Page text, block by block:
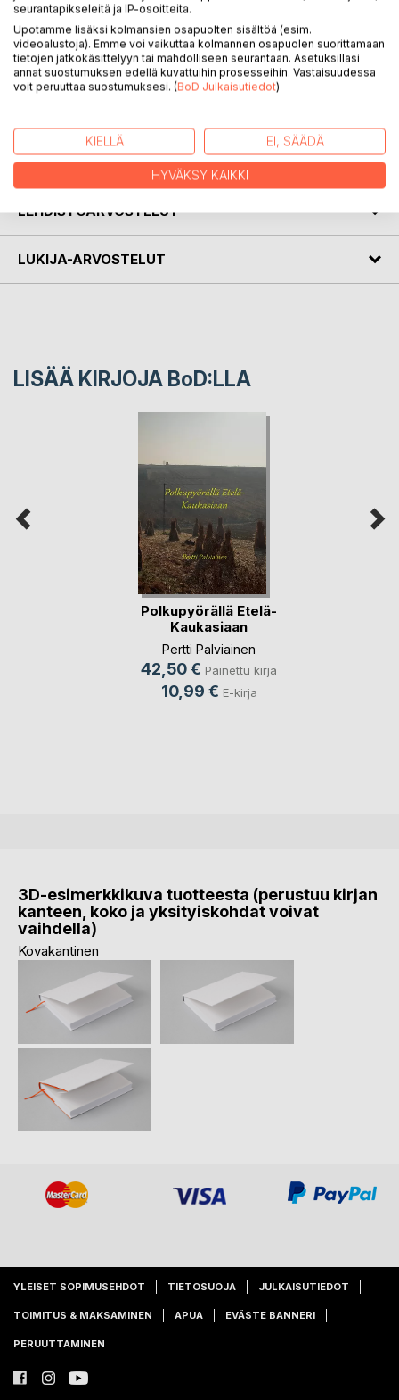
Romanian tiet ovat ruuhkaisia sekä vaarallisia.
Matkani taittuu myös bussilla, koska aikaa on vain
rajallisesti.
Bussimatkan varaaminen sekä bussipysäkin löytäminen
tuovat oman mausteen seikkailulle. Mukana kuvia sekä
KIRJAILIJA
LEHDISTÖARVOSTELUT
LUKIJA-ARVOSTELUT
LISÄÄ KIRJOJA BoD:LLA
Polkupyörällä Etelä-
Kaukasiaan
Pertti Palviainen
42,50 € Painettu kirja
10,99 € E-kirja
3D-esimerkkikuva tuotteesta (perustuu kirjan
kanteen, koko ja yksityiskohdat voivat
vaihdella)
Kovakantinen
YLEISET SOPIMUSEHDOT TIETOSUOJA JULKAISUTIEDOT
TOIMITUS & MAKSAMINEN APUA EVÄSTE BANNERI
PERUUTTAMINEN
seurantapikseleitä ja IP-osoitteita.
Upotamme lisäksi kolmansien osapuolten sisältöä (esim.
videoalustoja). Emme voi vaikuttaa kolmannen osapuolen suorittamaan
tietojen jatkokäsittelyyn tai mahdolliseen seurantaan. Asetuksillasi
annat suostumuksen edellä kuvattuihin prosesseihin. Vastaisuudessa
voit peruuttaa suostumuksesi. (BoD Julkaisutiedot)
KIELLÄ EI, SÄÄDÄ
HYVÄKSY KAIKKI